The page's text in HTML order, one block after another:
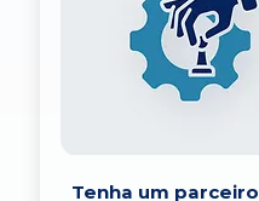
Tenha um parceiro